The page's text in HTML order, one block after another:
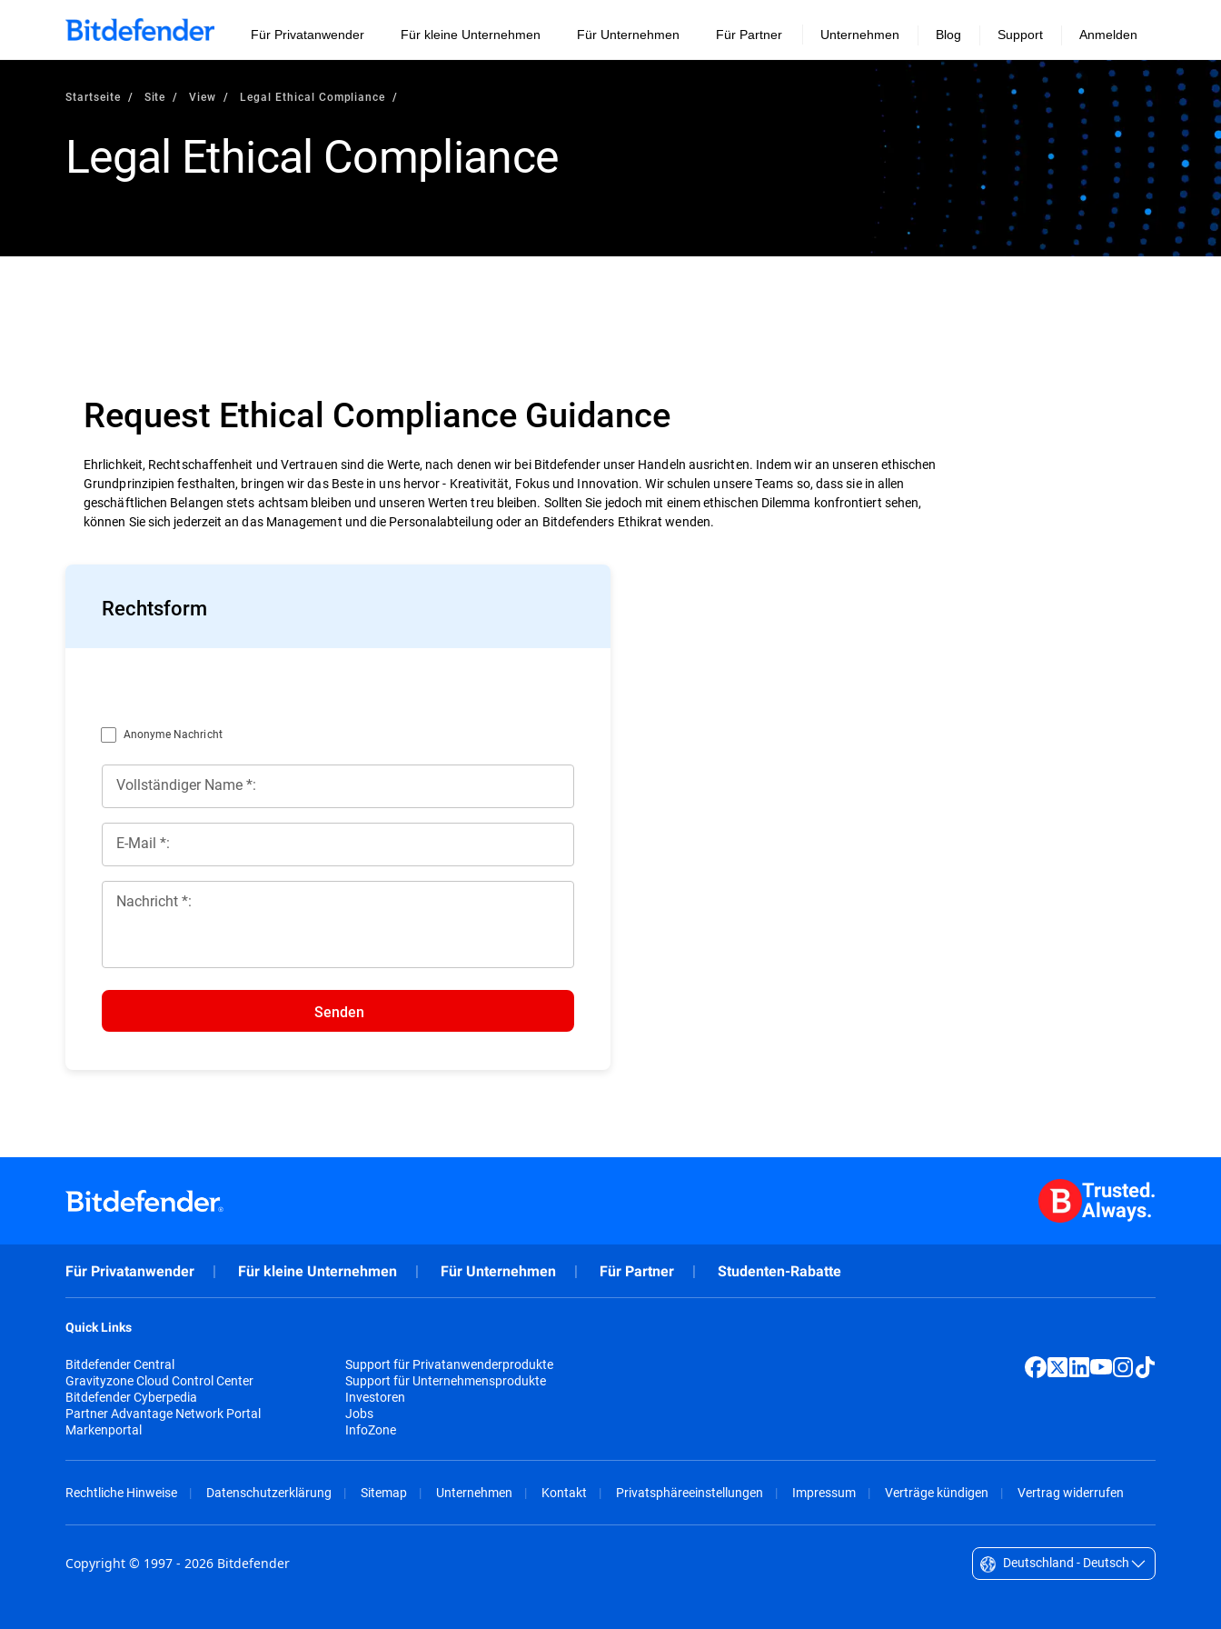
Für Privatanwender Für kleine Unternehmen Für Unternehmen Für Partner Unternehmen Blog Support Anmelden
Startseite Site View Legal Ethical Compliance
Legal Ethical Compliance
Request Ethical Compliance Guidance
Ehrlichkeit, Rechtschaffenheit und Vertrauen sind die Werte, nach denen wir bei Bitdefender unser Handeln ausrichten. Indem wir an unseren ethischen
Grundprinzipien festhalten, bringen wir das Beste in uns hervor - Kreativität, Fokus und Innovation. Wir schulen unsere Teams so, dass sie in allen
geschäftlichen Belangen stets achtsam bleiben und unseren Werten treu bleiben. Sollten Sie jedoch mit einem ethischen Dilemma konfrontiert sehen,
können Sie sich jederzeit an das Management und die Personalabteilung oder an Bitdefenders Ethikrat wenden.
Rechtsform
Anonyme Nachricht
Vollständiger Name *:
E-Mail *:
Nachricht *:
Senden
Trusted.
Always.
Für Privatanwender Für kleine Unternehmen Für Unternehmen Für Partner Studenten-Rabatte
Quick Links
Bitdefender Central
Gravityzone Cloud Control Center
Bitdefender Cyberpedia
Partner Advantage Network Portal
Markenportal
Support für Privatanwenderprodukte
Support für Unternehmensprodukte
Investoren
Jobs
InfoZone
Rechtliche Hinweise Datenschutzerklärung Sitemap Unternehmen Kontakt Privatsphäreeinstellungen Impressum Verträge kündigen Vertrag widerrufen
Copyright © 1997 - 2026 Bitdefender Deutschland - Deutsch